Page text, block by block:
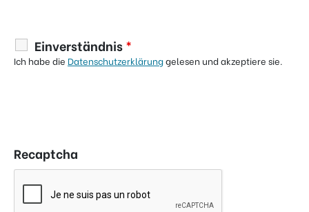
Einverständnis*
Ich habe die Datenschutzerklärunggelesen und akzeptiere sie.
Recaptcha